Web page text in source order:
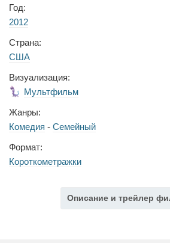
Год:
2012
Страна:
США
Визуализация:
Мультфильм
Жанры:
Комедия - Семейный
Формат:
Короткометражки
Описание и трейлер